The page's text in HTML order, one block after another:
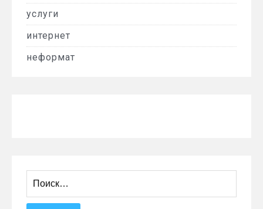
услуги
интернет
неформат